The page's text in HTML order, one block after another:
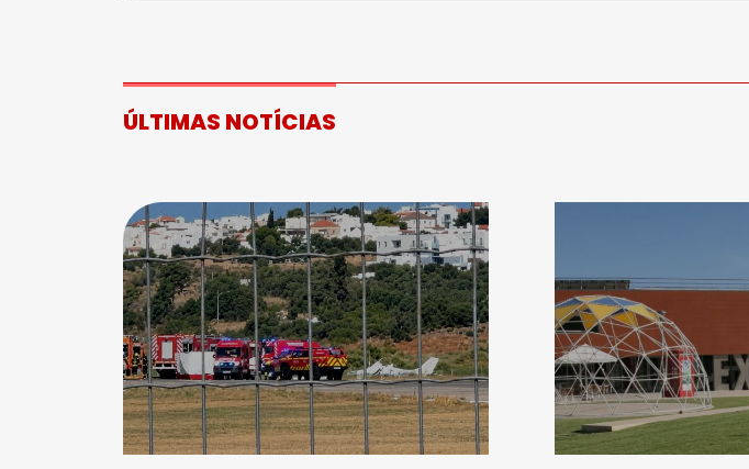
ÚLTIMAS NOTÍCIAS